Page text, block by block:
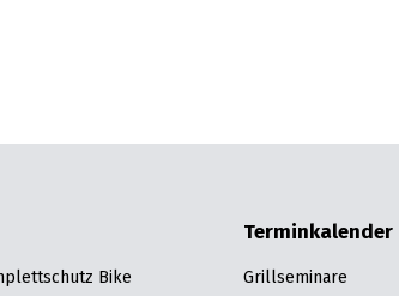
Bike
Terminkalender
Grillseminare